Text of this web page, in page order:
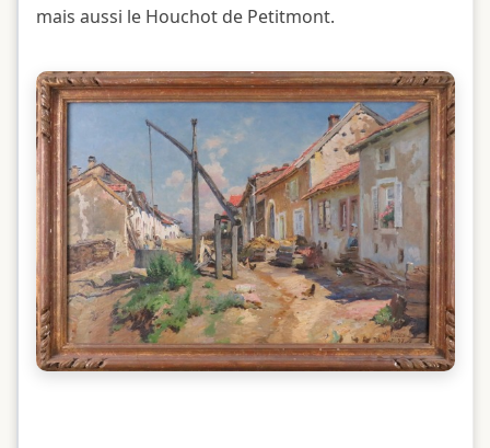
mais aussi le Houchot de Petitmont.